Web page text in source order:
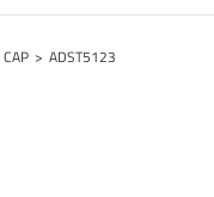
> ADST5123